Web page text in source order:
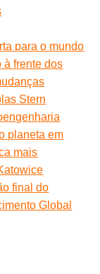
para o mundo
à frente dos
Stern
planeta em
mais
final do
Global